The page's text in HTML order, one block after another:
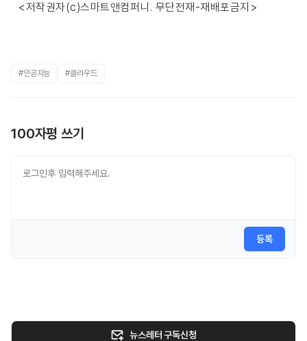
<저작권자(c)스마트앤컴퍼니. 무단전재-재배포금지>
#인공지능 #클라우드
100자평 쓰기
등록
뉴스레터 구독신청